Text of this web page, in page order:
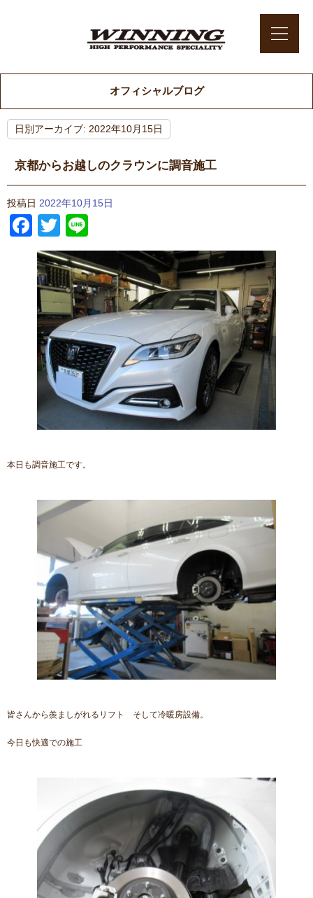
オフィシャルブログ
日別アーカイブ: 2022年10月15日
京都からお越しのクラウンに調音施工
投稿日 2022年10月15日
Facebook
Twitter
本日も調音施工です。
皆さんから羨ましがれるリフト そして冷暖房設備。
今日も快適での施工